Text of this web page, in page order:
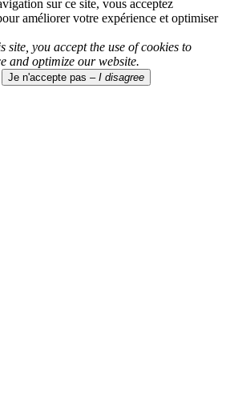
sur ce site, vous acceptez
améliorer votre expérience et optimiser
site, you accept the use of cookies to
and optimize our website.
Je n'accepte pas – I disagree